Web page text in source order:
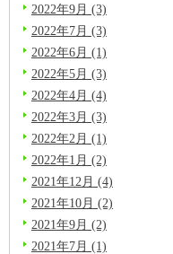
2022年9月 (3)
2022年7月 (3)
2022年6月 (1)
2022年5月 (3)
2022年4月 (4)
2022年3月 (3)
2022年2月 (1)
2022年1月 (2)
2021年12月 (4)
2021年10月 (2)
2021年9月 (2)
2021年7月 (1)